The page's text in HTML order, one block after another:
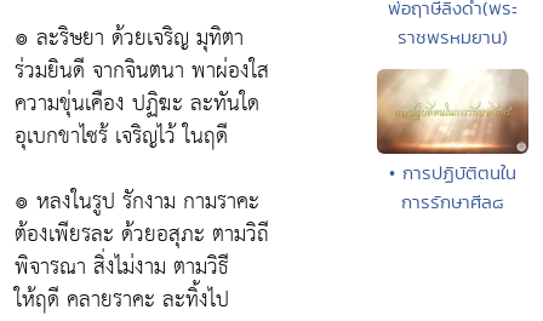
๏ ละริษยา ด้วยเจริญ มุทิตา
ร่วมยินดี จากจินตนา พาผ่องใส
ความขุ่นเคือง ปฏิฆะ ละทันใด
อุเบกขาไซร้ เจริญไว้ ในฤดี
๏ หลงในรูป รักงาม กามราคะ
ต้องเพียรละ ด้วยอสุภะ ตามวิถี
พิจารณา สิ่งไม่งาม ตามวิธี
ให้ฤดี คลายราคะ ละทิ้งไป
พ่อฤาษีลิงดำ(พระ
ราชพรหมยาน)
• การปฏิบัติตนใน
การรักษาศีล๘